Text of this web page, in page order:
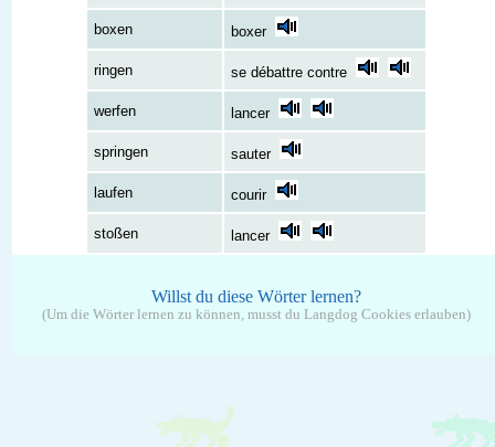
boxen boxer
ringen se débattre contre
werfen lancer
springen sauter
laufen courir
stoßen lancer
Willst du diese Wörter lernen?
(Um die Wörter lernen zu können, musst du Langdog Cookies erlauben)